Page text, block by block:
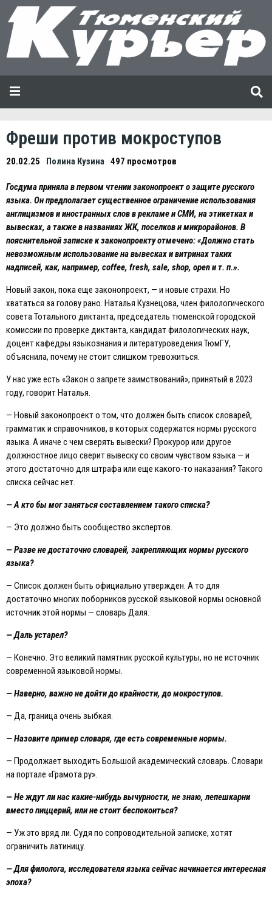
Фреши против мокроступов
20.02.25 Полина Кузина 497 просмотров
Госдума приняла в первом чтении законопроект о защите русского
языка. Он предполагает существенное ограничение использования
англицизмов и иностранных слов в рекламе и СМИ, на этикетках и
вывесках, а также в названиях ЖК, поселков и микрорайонов. В
пояснительной записке к законопроекту отмечено: «Должно стать
невозможным использование на вывесках и витринах таких
надписей, как, например, coffee, fresh, sale, shop, open и т. п.».
Новый закон, пока еще законопроект, — и новые страхи. Но
хвататься за голову рано. Наталья Кузнецова, член филологического
совета Тотального диктанта, председатель тюменской городской
комиссии по проверке диктанта, кандидат филологических наук,
доцент кафедры языкознания и литературоведения ТюмГУ,
объяснила, почему не стоит слишком тревожиться.
У нас уже есть «Закон о запрете заимствований», принятый в 2023
году, говорит Наталья.
— Новый законопроект о том, что должен быть список словарей,
грамматик и справочников, в которых содержатся нормы русского
языка. А иначе с чем сверять вывески? Прокурор или другое
должностное лицо сверит вывеску со своим чувством языка — и
этого достаточно для штрафа или еще какого-то наказания? Такого
списка сейчас нет.
— А кто бы мог заняться составлением такого списка?
— Это должно быть сообщество экспертов.
— Разве не достаточно словарей, закрепляющих нормы русского
языка?
— Список должен быть официально утвержден. А то для
достаточно многих поборников русской языковой нормы основной
источник этой нормы — словарь Даля.
— Даль устарел?
— Конечно. Это великий памятник русской культуры, но не источник
современной языковой нормы.
— Наверно, важно не дойти до крайности, до мокроступов.
— Да, граница очень зыбкая.
— Назовите пример словаря, где есть современные нормы.
— Продолжает выходить Большой академический словарь. Словари
на портале «Грамота.ру».
— Не ждут ли нас какие-нибудь вычурности, не знаю, лепешкарни
вместо пиццерий, или не стоит беспокоиться?
— Уж это вряд ли. Судя по сопроводительной записке, хотят
ограничить латиницу.
— Для филолога, исследователя языка сейчас начинается интересная
эпоха?